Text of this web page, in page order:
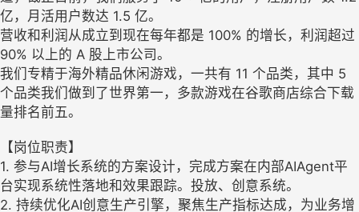
亿，月活用户数达 1.5 亿。
营收和利润从成立到现在每年都是 100% 的增长，利润超过
90% 以上的 A 股上市公司。
我们专精于海外精品休闲游戏，一共有 11 个品类，其中 5
个品类我们做到了世界第一，多款游戏在谷歌商店综合下载
量排名前五。
【岗位职责】
1. 参与AI增长系统的方案设计，完成方案在内部AIAgent平
台实现系统性落地和效果跟踪。投放、创意系统。
2. 持续优化AI创意生产引擎，聚焦生产指标达成，为业务增